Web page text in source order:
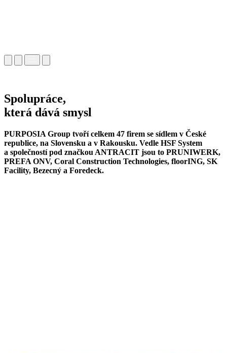
Spolupráce,
která dává smysl
PURPOSIA Group tvoří celkem 47 firem se sídlem v České
republice, na Slovensku a v Rakousku. Vedle HSF System
a společností pod značkou ANTRACIT jsou to PRUNIWERK,
PREFA ONV, Coral Construction Technologies, floorING, SK
Facility, Bezecný a Foredeck.